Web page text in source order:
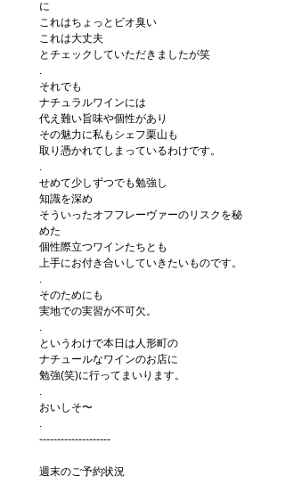
に
これはちょっとビオ臭い
これは大丈夫
とチェックしていただきましたが笑
.
それでも
ナチュラルワインには
代え難い旨味や個性があり
その魅力に私もシェフ栗山も
取り憑かれてしまっているわけです。
.
せめて少しずつでも勉強し
知識を深め
そういったオフフレーヴァーのリスクを秘
めた
個性際立つワインたちとも
上手にお付き合いしていきたいものです。
.
そのためにも
実地での実習が不可欠。
.
というわけで本日は人形町の
ナチュールなワインのお店に
勉強(笑)に行ってまいります。
.
おいしそ〜
.
--------------------
週末のご予約状況